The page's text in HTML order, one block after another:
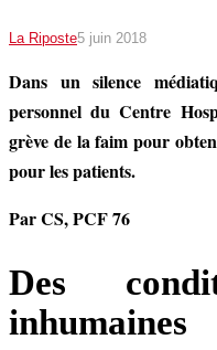
La Riposte5 juin 2018
Dans un silence
personnel du Centre
grève de la faim pour
pour les patients.
Par CS, PCF 76
Des
inhumaines